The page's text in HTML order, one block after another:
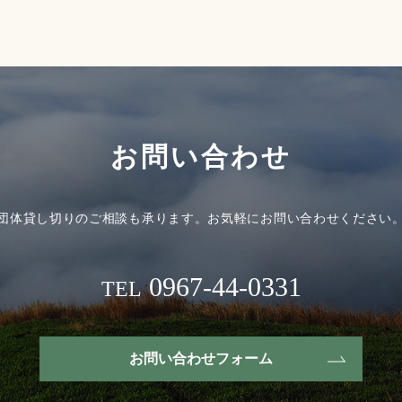
お問い合わせ
体貸し切りのご相談も承ります。 お気軽にお問い合わせください
TEL 0967-44-0331
お問い合わせフォーム